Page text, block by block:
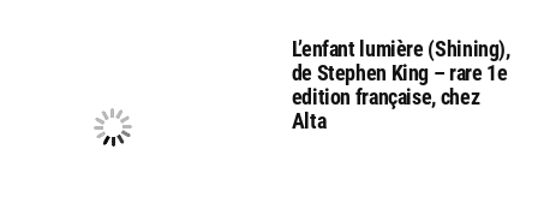
L’enfant lumière (Shining),
de Stephen King – rare 1e
edition française, chez
Alta